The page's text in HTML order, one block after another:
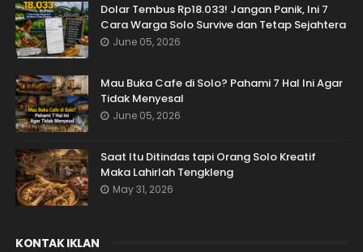
Dolar Tembus Rp18.033! Jangan Panik, Ini 7
Cara Warga Solo Survive dan Tetap Sejahtera
June 05, 2026
Mau Buka Cafe di Solo? Pahami 7 Hal Ini Agar
Tidak Menyesal
June 05, 2026
Saat Itu Ditindas tapi Orang Solo Kreatif
Maka Lahirlah Tengkleng
May 31, 2026
KONTAK IKLAN